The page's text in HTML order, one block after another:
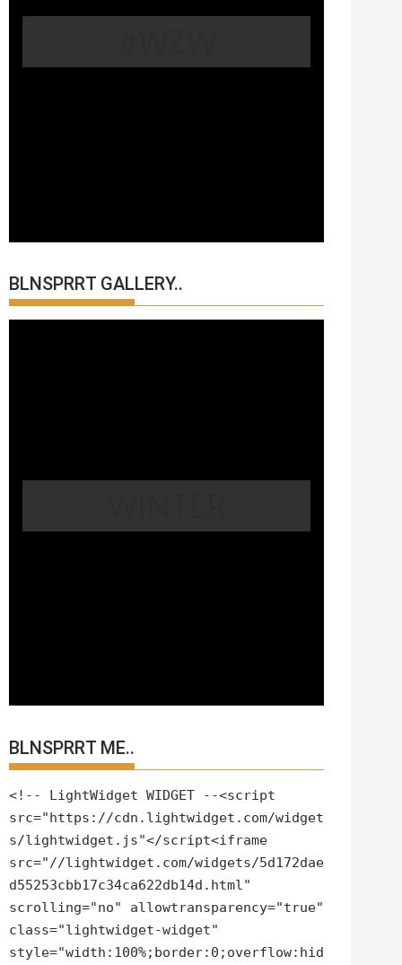
BLNSPRRT GALLERY..
BLNSPRRT ME..
<!-- LightWidget WIDGET --<script
src="https://cdn.lightwidget.com/widget
s/lightwidget.js"</script<iframe
src="//lightwidget.com/widgets/5d172dae
d55253cbb17c34ca622db14d.html"
scrolling="no" allowtransparency="true"
class="lightwidget-widget"
style="width:100%;border:0;overflow:hid